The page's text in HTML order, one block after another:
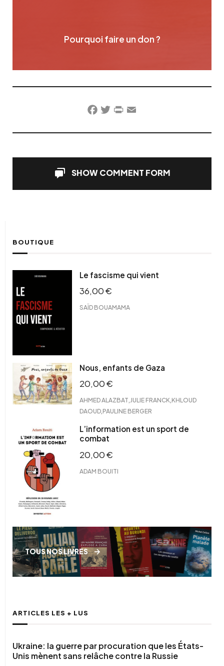
Pourquoi faire un don ?
Facebook
TwitterPrintFriendly
Email
SHOW COMMENT FORM
BOUTIQUE
Le fascisme qui vient
36,00€
SAÏD BOUAMAMA
Nous, enfants de Gaza
20,00€
AHMED ALAZBAT JULIE FRANCK KHLOUD
DAOUD PAULINE BERGER
L’information est un sport de
combat
20,00€
ADAM BOUITI
TOUS NOS LIVRES
ARTICLES LES + LUS
Ukraine: la guerre par procuration que les États-
Unis mènent sans relâche contre la Russie